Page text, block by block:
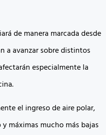
de manera marcada desde
a avanzar sobre distintos
especialmente la
el ingreso de aire polar,
máximas mucho más bajas